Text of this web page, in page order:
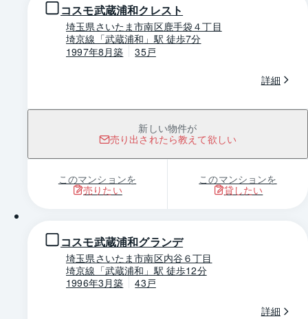
コスモ武蔵浦和クレスト
埼玉県さいたま市南区鹿手袋４丁目
埼京線「武蔵浦和」駅 徒歩7分
1997年8月築
35戸
詳細
新しい物件が
売り出されたら教えて欲しい
このマンションを
売りたい
このマンションを
貸したい
コスモ武蔵浦和グランデ
埼玉県さいたま市南区内谷６丁目
埼京線「武蔵浦和」駅 徒歩12分
1996年3月築
43戸
詳細